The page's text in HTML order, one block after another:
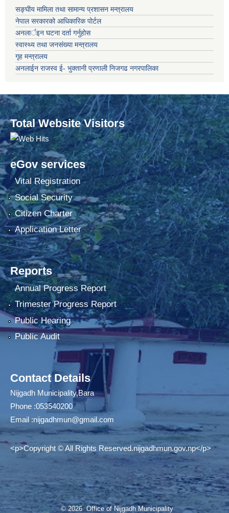
सङ्‍घीय मामिला तथा सामान्य प्रशासन मन्त्रालय
नेपाल सरकारको आधिकारिक पोर्टल
अनलार्इन घटना दर्ता गर्नुहोस
स्वास्थ्य तथा जनसंख्या मन्त्रालय
गृह मन्त्रालय
अनलाईन राजस्व ई- भुक्तानी प्रणाली निजगढ नगरपालिका
Total Website Visitors
eGov services
Vital Registration
Social Security
Citizen Charter
Application Letter
Reports
Annual Progress Report
Trimester Progress Report
Public Hearing
Public Audit
Contact Details
Nijgadh Municipality,Bara
Phone :053540200
Email :nijgadhmun@gmail.com
<p>Copyright © All Rights Reserved.nijgadhmun.gov.np</p>
© 2026 Office of Nijgadh Municipality